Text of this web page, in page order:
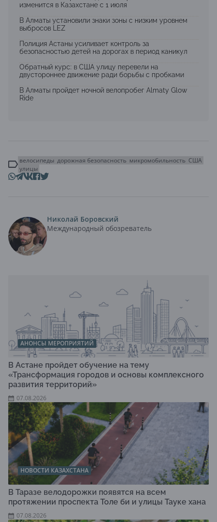
изменится в Казахстане с 1 июля
В Алматы установили знаки зоны с низким уровнем
выбросов LEZ
Полиция Астаны усиливает контроль за
безопасностью детей на дорогах в период каникул
Обратный курс: в США улицу перевели на
двустороннее движение ради борьбы с пробками
В Алматы пройдет ночной велопробег Almaty Glow
Ride
велосипеды дорожная безопасность микромобильность США
улицы
Николай Боровский
Международный обозреватель
АНОНСЫ МЕРОПРИЯТИЙ
В Астане пройдет обучение на тему
«Трансформация городов и основы комплексного
развития территорий»
07.08.2026
НОВОСТИ КАЗАХСТАНА
В Таразе велодорожки появятся на всем
протяжении проспекта Толе би и улицы Тауке хана
07.08.2026